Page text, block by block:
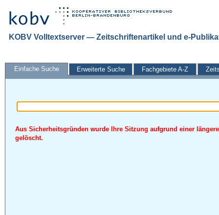
KOBV Volltextserver — Zeitschriftenartikel und e-
Einfache Suche Erweiterte Suche Fachgebiete A-Z
Aus Sicherheitsgründen wurde Ihre Sitzung aufgrund einer
gelöscht.